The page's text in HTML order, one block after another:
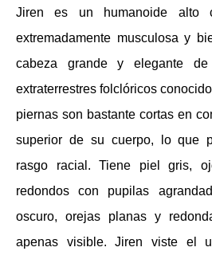
Jiren es un humanoide alto
extremadamente musculosa y
cabeza grande y elegante
extraterrestres folclóricos
piernas son bastante cortas en
superior de su cuerpo, lo que
rasgo racial. Tiene piel gris,
redondos con pupilas
oscuro, orejas planas y
apenas visible. Jiren viste el